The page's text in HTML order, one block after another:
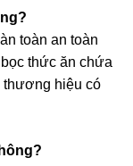
toàn an toàn
thức ăn chứa
thương hiệu có